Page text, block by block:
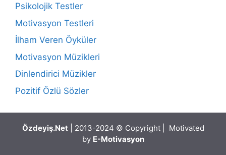
Psikolojik Testler
Motivasyon Testleri
İlham Veren Öyküler
Motivasyon Müzikleri
Dinlendirici Müzikler
Pozitif Özlü Sözler
Özdeyiş.Net| 2013-2024 © Copyright | Motivated
by E-Motivasyon